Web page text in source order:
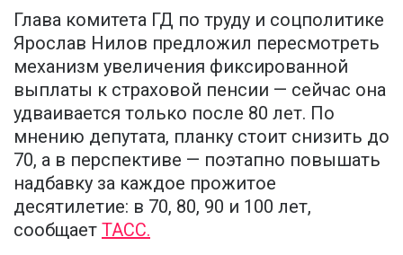
Глава комитета ГД по труду и соцполитике
Ярослав Нилов предложил пересмотреть
механизм увеличения фиксированной
выплаты к страховой пенсии — сейчас она
удваивается только после 80 лет. По
мнению депутата, планку стоит снизить до
70, а в перспективе — поэтапно повышать
надбавку за каждое прожитое
десятилетие: в 70, 80, 90 и 100 лет,
сообщает ТАСС.